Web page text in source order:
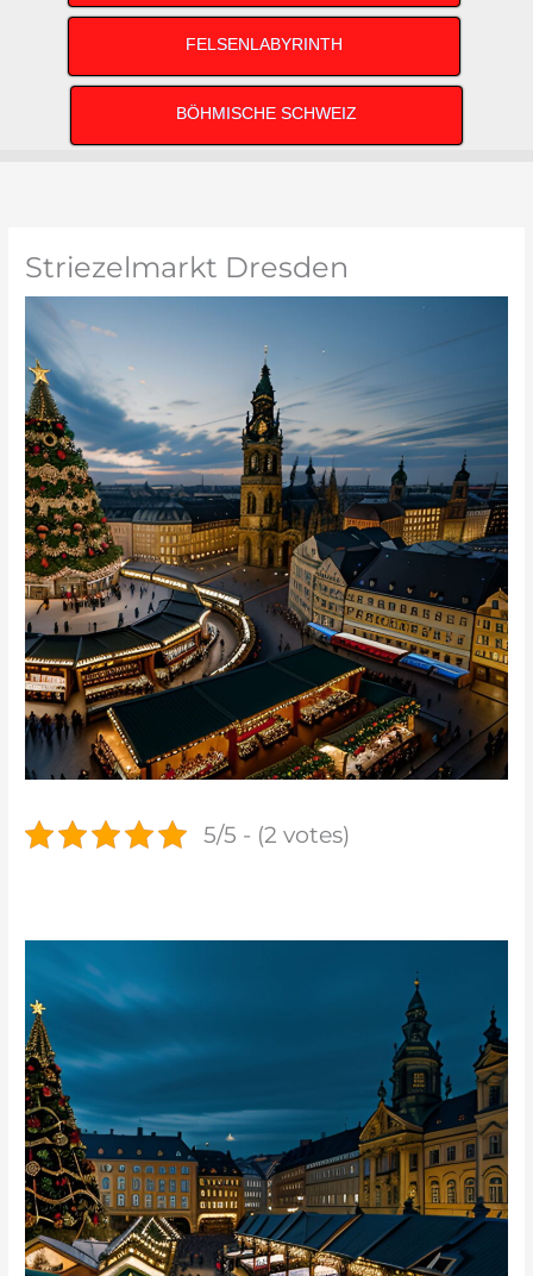
FELSENLABYRINTH
BÖHMISCHE SCHWEIZ
Striezelmarkt Dresden
5/5 - (2 votes)